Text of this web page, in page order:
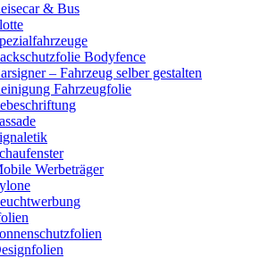
& Bus
Bodyfence
– Fahrzeug selber gestalten
Fahrzeugfolie
Werbeträger